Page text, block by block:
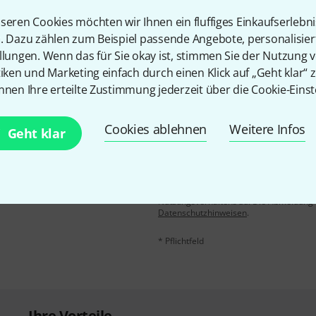
Cookies möchten wir Ihnen ein fluffiges
Dazu zählen zum Beispiel passende Angebote,
Wenn das für Sie okay ist, stimmen Sie der Nutzung
und Marketing einfach durch einen Klick auf „Geht klar“
Ihre erteilte Zustimmung jederzeit über die Cookie-
Geht klar Cookies ablehnen Weitere Infos
Teilen Hilfe & Feedback
mit etwas Glück
Nutzungsverhaltens zu. Die
Datenschutzhinweisen.
* Pflichtfeld